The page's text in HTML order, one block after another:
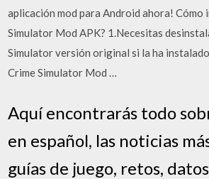
aplicación mod para Android ahora! Cómo
Simulator Mod APK? 1.Necesitas
Simulator versión original si la ha
Crime Simulator Mod …
Aquí encontrarás todo
en español, las noticias
guías de juego, retos,